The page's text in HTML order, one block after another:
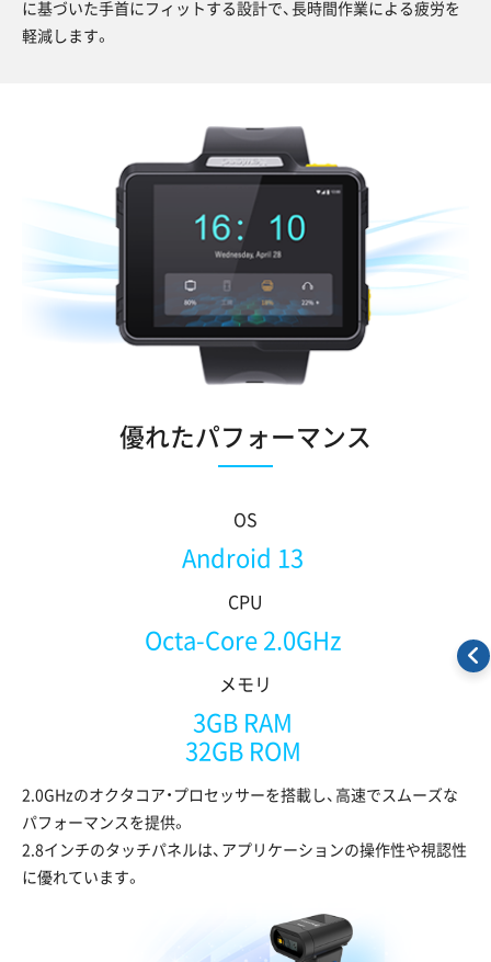
に基づいた手首にフィットする設計で、長時間作業による疲労を
軽減します。
優れたパフォーマンス
OS
Android 13
CPU
Octa-Core 2.0GHz
メモリ
3GB RAM
32GB ROM
2.0GHzのオクタコア・プロセッサーを搭載し、高速でスムーズな
パフォーマンスを提供。
2.8インチのタッチパネルは、アプリケーションの操作性や視認性
に優れています。